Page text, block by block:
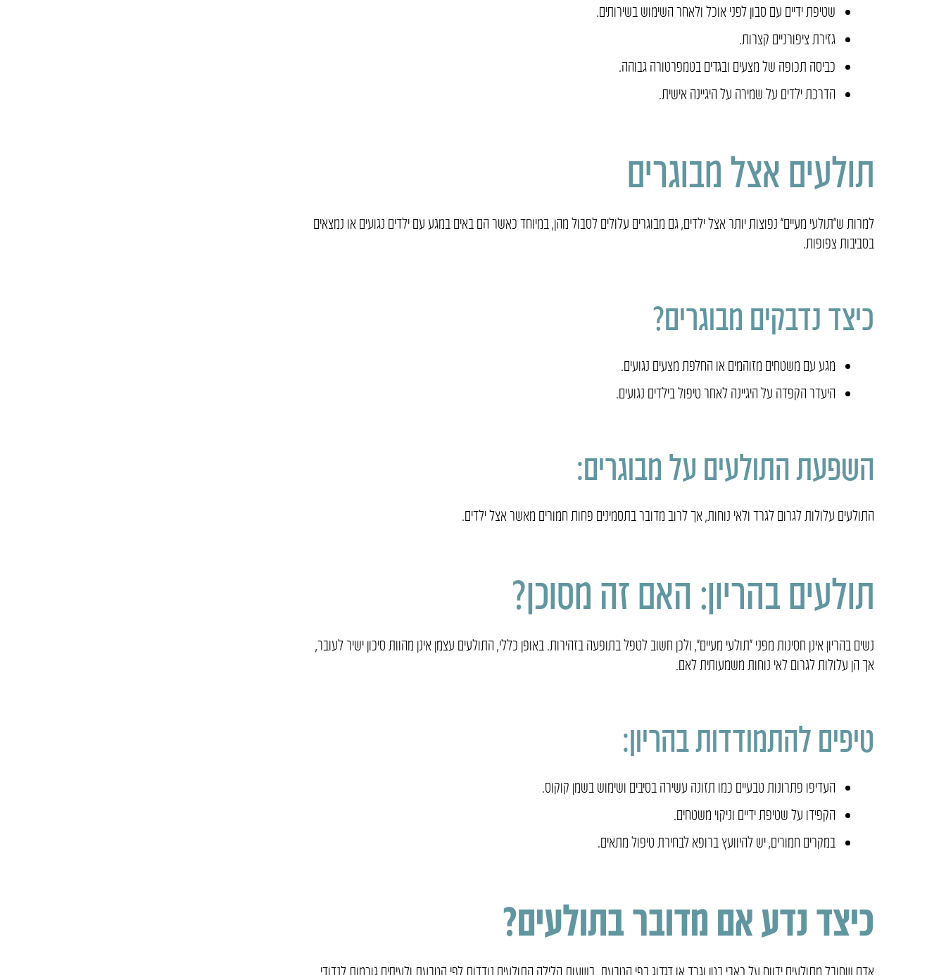
שטיפת ידיים עם סבון לפני אוכל ולאחר השימוש בשירותים.
גזירת ציפורניים קצרות.
כביסה תכופה של מצעים ובגדים בטמפרטורה גבוהה.
הדרכת ילדים על שמירה על היגיינה אישית.
תולעים אצל מבוגרים
למרות ש“תולעי מעיים” נפוצות יותר אצל ילדים, גם מבוגרים עלולים לסבול מהן, במיוחד כאשר הם באים במגע עם ילדים נגועים או נמצאים
בסביבות צפופות.
כיצד נדבקים מבוגרים?
מגע עם משטחים מזוהמים או החלפת מצעים נגועים.
היעדר הקפדה על היגיינה לאחר טיפול בילדים נגועים.
השפעת התולעים על מבוגרים:
התולעים עלולות לגרום לגרד ולאי נוחות, אך לרוב מדובר בתסמינים פחות חמורים מאשר אצל ילדים.
תולעים בהריון: האם זה מסוכן?
נשים בהריון אינן חסינות מפני “תולעי מעיים”, ולכן חשוב לטפל בתופעה בזהירות. באופן כללי, התולעים עצמן אינן מהוות סיכון ישיר לעובר,
אך הן עלולות לגרום לאי נוחות משמעותית לאם.
טיפים להתמודדות בהריון:
העדיפו פתרונות טבעיים כמו תזונה עשירה בסיבים ושימוש בשמן קוקוס.
הקפידו על שטיפת ידיים וניקוי משטחים.
במקרים חמורים, יש להיוועץ ברופא לבחירת טיפול מתאים.
כיצד נדע אם מדובר בתולעים?
אדם שסובל מתולעים ידווח על כאבי בטן וגרד או דגדוג בפי הטבעת. בשעות הלילה התולעים נודדות לפי הטבעת ולעיתים גורמות לנדודי